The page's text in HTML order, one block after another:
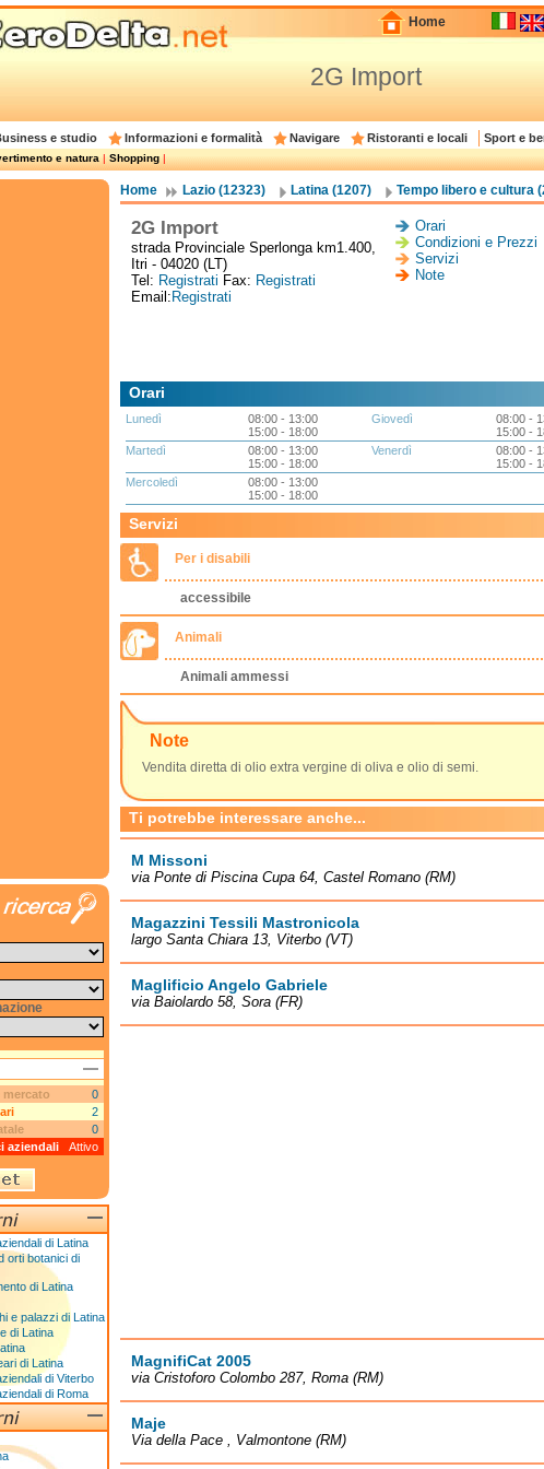
Home
2G Import
e studio Informazioni e formalità Navigare Ristoranti e locali Sport e
e natura|Shopping|
Home Lazio (12323) Latina (1207) Tempo libero e cultura
2G Import
Orari
Condizioni e Prezzi
Servizi
Note
strada Provinciale Sperlonga km1.400,
Itri - 04020 (LT)
Tel: Registrati Fax: Registrati
Email: Registrati
Orari
Lunedì
08:00 - 13:00
15:00 - 18:00
Martedì
08:00 - 13:00
15:00 - 18:00
Mercoledì
08:00 - 13:00
15:00 - 18:00
Giovedì
08:00 -
15:00 -
Venerdì
08:00 -
15:00 -
Servizi
Per i disabili
accessibile
Animali
Animali ammessi
Note
Vendita diretta di olio extra vergine di oliva e olio di semi.
Ti potrebbe interessare anche...
M Missoni
via Ponte di Piscina Cupa 64, Castel Romano (RM)
Magazzini Tessili Mastronicola
largo Santa Chiara 13, Viterbo (VT)
Maglificio Angelo Gabriele
via Baiolardo 58, Sora (FR)
MagnifiCat 2005
via Cristoforo Colombo 287, Roma (RM)
Maje
Via della Pace , Valmontone (RM)
mercato
0
2
0
aziendali
Attivo
di Latina
orti botanici di
di Latina
e palazzi di Latina
di Latina
di Latina
di Viterbo
di Roma